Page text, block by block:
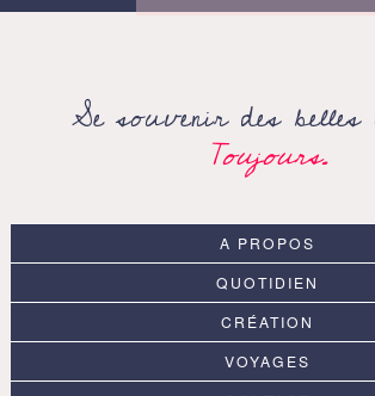
Se souvenir des belles
Toujours.
A PROPOS
QUOTIDIEN
CRÉATION
VOYAGES